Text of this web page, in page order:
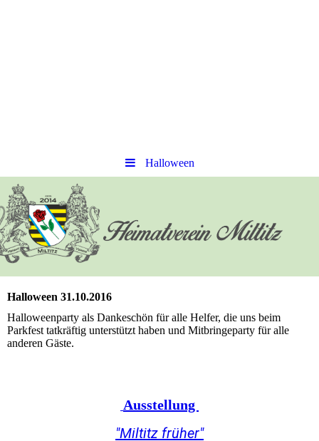
Halloween
Halloween 31.10.2016
Halloweenparty als Dankeschön für alle Helfer, die uns beim
Parkfest tatkräftig unterstützt haben und Mitbringeparty für alle
anderen Gäste.
Ausstellung
"Miltitz früher"